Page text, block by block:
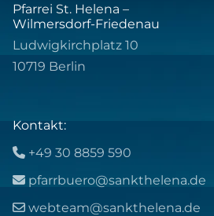
Pfarrei St. Helena –
Wilmersdorf-Friedenau
Ludwigkirchplatz 10
10719 Berlin
Kontakt:
 +49 30 8859 590
 pfarrbuero@sankthelena.de
 webteam@sankthelena.de